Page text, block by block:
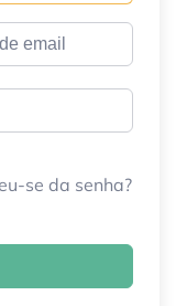
se da senha?